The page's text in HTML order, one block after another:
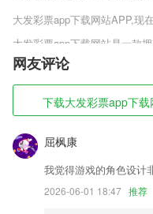
大发彩票app下载网站APP,现
大发彩票app下载网站是一款
比广阔的大陆中，玩家作为渺
的事;而我们就是不愿放弃，
得更强，成为第一，最终称霸!
大发彩票app下载网
1,涵盖高一高二高三语文数学
2,优化上一题下一题
3,促进中国包包行业门户行业
网友评论
下载大发彩票app下
屈枫康
我觉得游戏的角色设计
2026-06-01 18:47 推荐